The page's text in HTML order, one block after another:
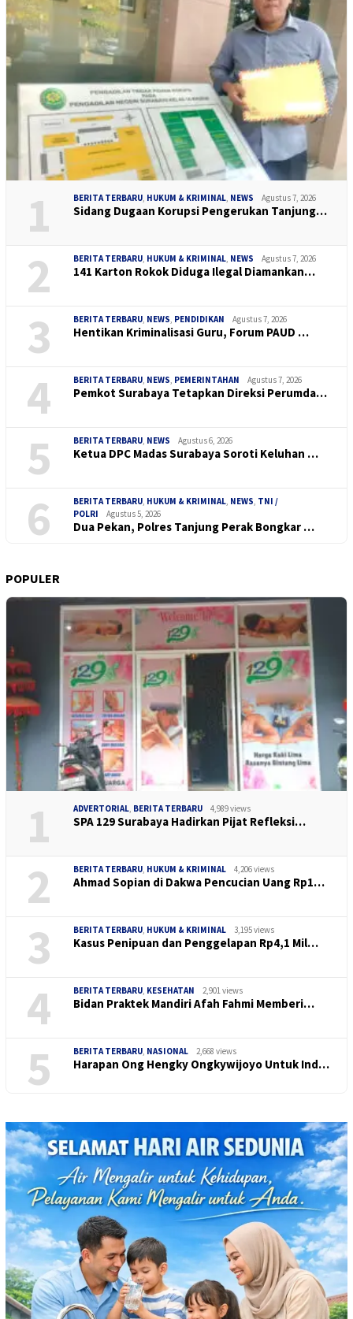
1 BERITA TERBARU, HUKUM & KRIMINAL, NEWS Agustus 7, 2026
Sidang Dugaan Korupsi Pengerukan Tanjung…
2 BERITA TERBARU, HUKUM & KRIMINAL, NEWS Agustus 7, 2026
141 Karton Rokok Diduga Ilegal Diamankan…
3 BERITA TERBARU, NEWS, PENDIDIKAN Agustus 7, 2026
Hentikan Kriminalisasi Guru, Forum PAUD …
4 BERITA TERBARU, NEWS, PEMERINTAHAN Agustus 7, 2026
Pemkot Surabaya Tetapkan Direksi Perumda…
5 BERITA TERBARU, NEWS Agustus 6, 2026
Ketua DPC Madas Surabaya Soroti Keluhan …
6 BERITA TERBARU, HUKUM & KRIMINAL, NEWS, TNI /
POLRI
Agustus 5, 2026
Dua Pekan, Polres Tanjung Perak Bongkar …
POPULER
1 ADVERTORIAL, BERITA TERBARU 4,989 views
SPA 129 Surabaya Hadirkan Pijat Refleksi…
2 BERITA TERBARU, HUKUM & KRIMINAL 4,206 views
Ahmad Sopian di Dakwa Pencucian Uang Rp1…
3 BERITA TERBARU, HUKUM & KRIMINAL 3,195 views
Kasus Penipuan dan Penggelapan Rp4,1 Mil…
4 BERITA TERBARU, KESEHATAN 2,901 views
Bidan Praktek Mandiri Afah Fahmi Memberi…
5 BERITA TERBARU, NASIONAL 2,668 views
Harapan Ong Hengky Ongkywijoyo Untuk Ind…